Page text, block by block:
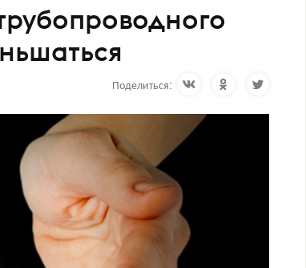
Поделиться: